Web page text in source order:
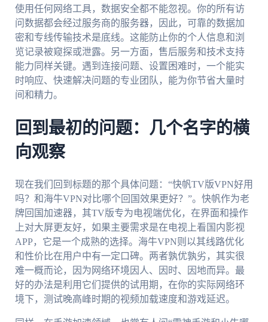
使用任何网络工具，数据安全都不能忽视。你的所有访
问数据都会经过服务商的服务器，因此，可靠的数据加
密和专线传输技术是底线。这能防止你的个人信息和浏
览记录被窥探或泄露。另一方面，售后服务和技术支持
能力同样关键。遇到连接问题、设置困难时，一个能实
时响应、快速解决问题的专业团队，能为你节省大量时
间和精力。
回到最初的问题：几个名字的横
向观察
现在我们回到标题的那个具体问题：“快帆TV版VPN好用
吗？和海牛VPN对比哪个回国效果更好？”。快帆作为老
牌回国加速器，其TV版专为电视端优化，在界面和操作
上对大屏更友好，如果主要需求是在电视上看国内影视
APP，它是一个成熟的选择。海牛VPN则以其线路优化
和性价比在用户中有一定口碑。两者孰优孰劣，其实很
难一概而论，因为网络环境因人、因时、因地而异。最
好的办法是利用它们提供的试用期，在你的实际网络环
境下，测试晚高峰时期的视频加载速度和游戏延迟。